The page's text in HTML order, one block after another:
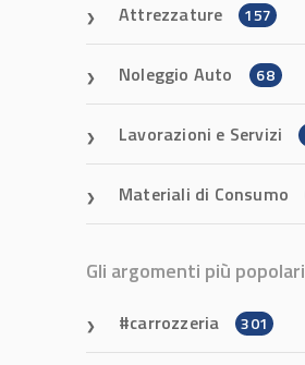
Attrezzature 157
Noleggio Auto 68
Lavorazioni e Servizi
Materiali di Consumo
Gli argomenti più popolari
carrozzeria 301